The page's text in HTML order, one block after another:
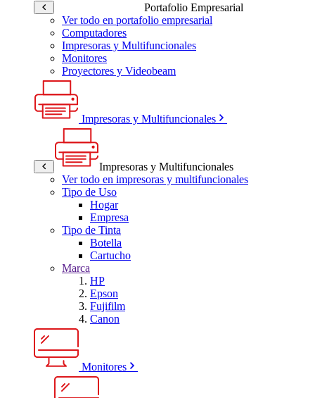
Portafolio Empresarial
Ver todo en portafolio empresarial
Computadores
Impresoras y Multifuncionales
Monitores
Proyectores y Videobeam
Impresoras y Multifuncionales
Impresoras y Multifuncionales
Ver todo en impresoras y multifuncionales
Tipo de Uso
Hogar
Empresa
Tipo de Tinta
Botella
Cartucho
Marca
HP
Epson
Fujifilm
Canon
Monitores